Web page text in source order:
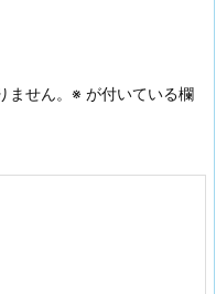
せん。 ※ が付いている欄